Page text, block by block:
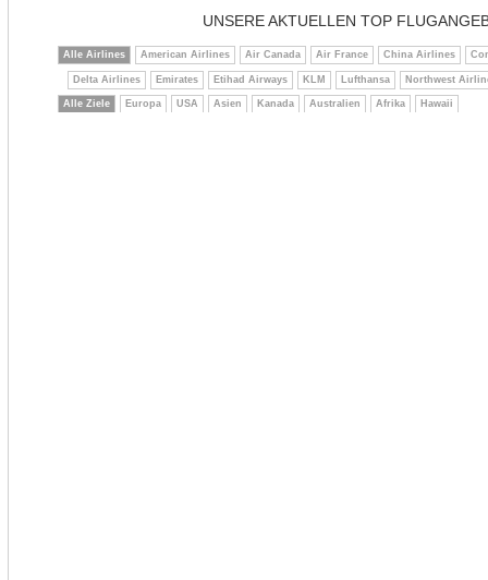
UNSERE AKTUELLEN TOP
Alle Airlines American Airlines Air Canada Air France China Airlines
Delta Airlines Emirates Etihad Airways KLM Lufthansa Northwest
Alle Ziele Europa USA Asien Kanada Australien Afrika Hawaii